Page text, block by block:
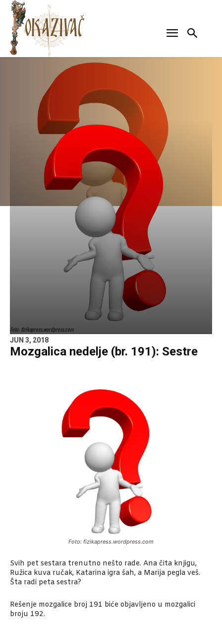
Foto: fizikapress.wordpress.com
JUN 3, 2018
Mozgalica nedelje (br. 191): Sestre
Foto: fizikapress.wordpress.com
Svih pet sestara trenutno nešto rade. Ana čita knjigu,
Ružica kuva ručak, Katarina igra šah, a Marija pegla veš.
Šta radi peta sestra?
Rešenje mozgalice broj 191 biće objavljeno u mozgalici
broju 192.